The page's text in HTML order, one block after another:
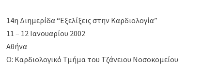
14η Διημερίδα “Εξελίξεις στην Καρδιολογία”
11 – 12 Ιανουαρίου 2002
Αθήνα
Ο: Καρδιολογικό Τμήμα του Τζάνειου Νοσοκομείου